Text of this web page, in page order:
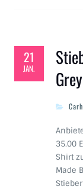
21
JAN.
35.00
Shirt
Made
Stieber